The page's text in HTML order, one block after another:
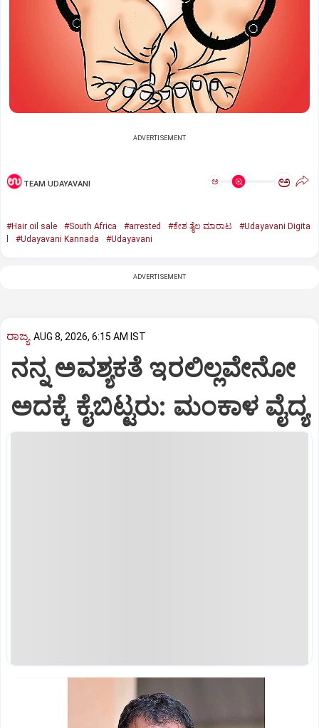
ADVERTISEMENT
TEAM UDAYAVANI ಅ ಅ
#Hair oil sale #South Africa #arrested #ಕೇಶ ತೈಲ ಮಾರಾಟ
#Udayavani Digita
#Udayavani Kannada #Udayavani
ADVERTISEMENT
ರಾಜ್ಯ AUG 8, 2026, 6:15 AM IST
ನನ್ನ ಅವಶ್ಯಕತೆ ಇರಲಿಲ್ಲವೇನೋ
ಅದಕ್ಕೆ ಕೈಬಿಟ್ಟರು: ಮಂಕಾಳ ವೈದ್ಯ